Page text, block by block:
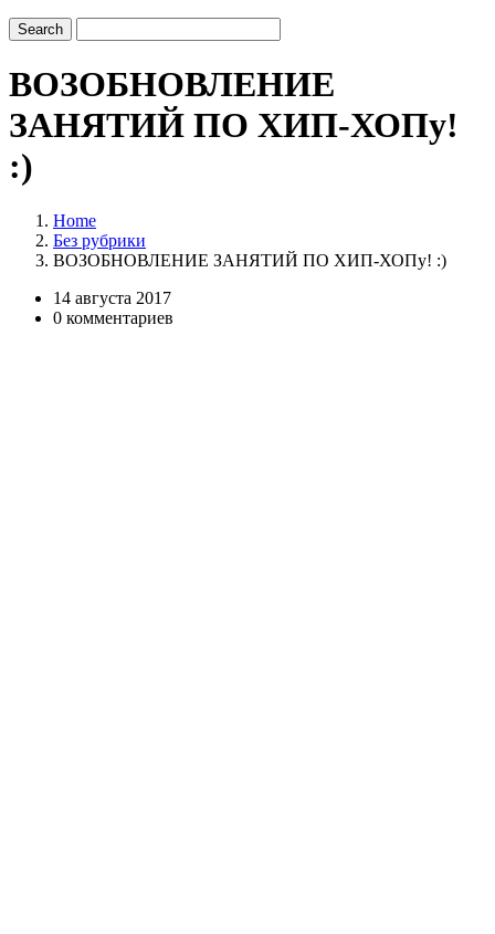
ВОЗОБНОВЛЕНИЕ
ЗАНЯТИЙ ПО ХИП-ХОПу!
:)
Home
Без рубрики
ВОЗОБНОВЛЕНИЕ ЗАНЯТИЙ ПО ХИП-ХОПу! :)
14 августа 2017
0 комментариев